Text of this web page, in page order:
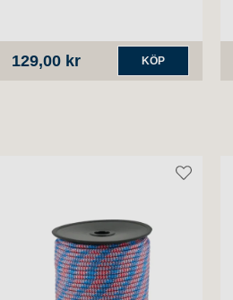
129,00 kr KÖP